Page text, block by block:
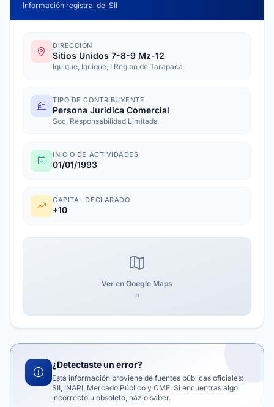
Información registral del SII
DIRECCIÓN
Sitios Unidos 7-8-9 Mz-12
Iquique, Iquique, I Region de Tarapaca
TIPO DE CONTRIBUYENTE
Persona Juridica Comercial
Soc. Responsabilidad Limitada
INICIO DE ACTIVIDADES
01/01/1993
CAPITAL DECLARADO
+10
Ver en Google Maps
¿Detectaste un error?
Esta información proviene de fuentes públicas oficiales:
SII, INAPI, Mercado Público y CMF. Si encuentras algo
incorrecto u obsoleto, házlo saber.